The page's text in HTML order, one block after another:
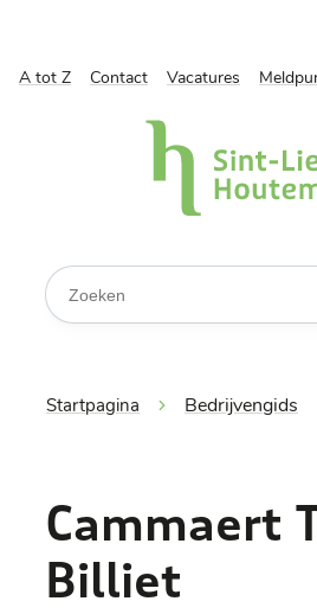
Naar inhoud
Gemeente Sint-
A tot Z Contact Vacatures
Waarmee kunnen we jou
Startpagina Bedrijvengids
Cammaert
Billiet